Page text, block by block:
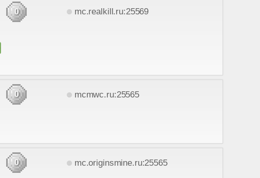
0 mc.realkill.ru:25569
0 mcmwc.ru:25565
0 mc.originsmine.ru:25565